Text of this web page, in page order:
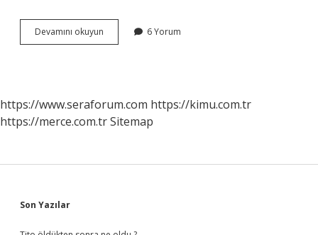
Devamını okuyun
Cümlelerin
Gelir
6 Yorum
https://www.seraforum.com https://kimu.com.tr
https://merce.com.trSitemap
Sidebar
Son Yazılar